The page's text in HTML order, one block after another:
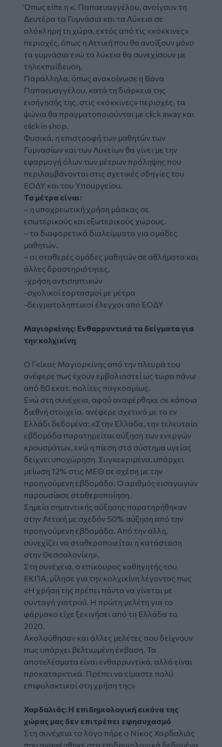
Όπως είπε η κ. Παπαευαγγέλου, ανοίγουν τη
Δευτέρα τα Γυμνάσια και τα Λύκεια σε
ολόκληρη τη χώρα, εκτός από τις «κόκκινες»
περιοχές, όπως η Αττική που θα ανοίξουν μόνο
τα γυμνάσια ενώ τα λύκεια θα συνεχίσουν με
τηλεκπαίδευση.
Παράλληλα, όπως ανακοίνωσε η Βάνα
Παπαευαγγέλου, κατά τη διάρκεια της
εισήγησής της, στις «κόκκινες» περιοχές, τα
ψώνια θα πραγματοποιούνται με click away και
click in shop.
Φυσικά, η επιστροφή των μαθητών των
Γυμνασίων και των Λυκείων θα γίνει με την
εφαρμογή όλων των μέτρων πρόληψης που
περιλαμβάνονται στις σχετικές οδηγίες του
ΕΟΔΥ και του Υπουργείου.
Τα μέτρα είναι:
– η υποχρεωτική χρήση μάσκας σε
εσωτερικούς και εξωτερικούς χώρους.
– τα διαφορετικά διαλείμματα για ομάδες
μαθητών.
– οι σταθερές ομάδες μαθητών σε αθλήματα και
άλλες δραστηριότητες,
-χρήση αντισηπτικών
-σχολικοί εορτασμοί με μέτρα
-δειγματοληπτικοί έλεγχοι από ΕΟΔΥ
Μαγιορκίνης: Ενθαρρυντικά τα δείγματα για
την κολχικίνη
Ο Γκίκας Μαγιορκίνης από την πλευρά του
ανέφερε πως έχουν εμβολιαστεί ως τώρα πάνω
από 80 εκατ. πολίτες παγκοσμίως.
Ενώ στη συνέχεια, αφού αναφέρθηκε σε κάποια
διεθνή στοιχεία, ανέφερε σχετικά με τα εν
Ελλάδι δεδομένα: «Στην Ελλάδα, την τελευταία
εβδομάδα παρατηρείται αύξηση των ενεργών
κρουσμάτων, ενώ η πίεση στο σύστημα υγείας
δείχνει υποχώρηση. Συγκεκριμένα, υπάρχει
μείωση 12% στις ΜΕΘ σε σχέση με την
προηγούμενη εβδομάδα. Ο αριθμός εισαγωγών
παρουσίασε σταθεροποίηση.
Σημεία σημαντικής αύξησης παρατηρήθηκαν
στην Αττική με σχεδόν 50% αύξηση από την
προηγούμενη εβδομάδα. Από την άλλη,
συνεχίζει να σταθεροποιείται η κατάσταση
στην Θεσσαλονίκη».
Στη συνέχεια, ο επίκουρος καθηγητής του
ΕΚΠΑ, μίλησε για την κολχικίνη λέγοντας πως
«Η χρήση της πρέπει πάντα να γίνεται με
συνταγή γιατρού. Η πρώτη μελέτη για το
φάρμακο είχε ξεκινήσει από τη Ελλάδα το
2020.
Ακολούθησαν και άλλες μελέτες που δείχνουν
πως υπάρχει βελτιωμένη έκβαση. Τα
αποτελέσματα είναι ενθαρρυντικά, αλλά είναι
προκαταρκτικά. Πρέπει να είμαστε πολύ
επιφυλακτικοί στη χρήση της»
Χαρδαλιάς: Η επιδημιολογική εικόνα της
χώρας μας δεν επιτρέπει εφησυχασμό
Στη συνέχεια το λόγο πήρε ο Νίκος Χαρδαλιάς
που αναφέρθηκε στα επιδημιολογικά δεδομένα